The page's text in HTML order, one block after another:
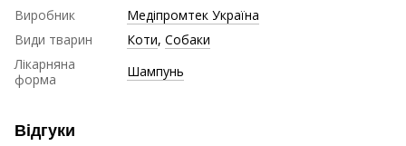
Виробник
Медіпромтек Україна
Види тварин
Коти, Собаки
Лікарняна
форма
Шампунь
Відгуки